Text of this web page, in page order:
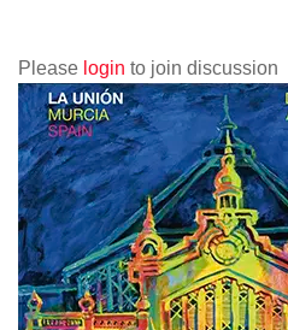
Please login to join discussion